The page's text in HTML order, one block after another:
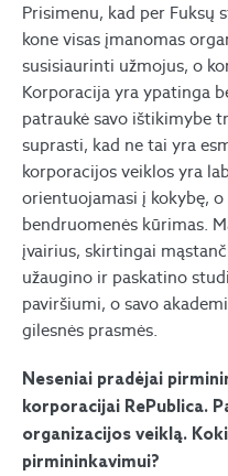
Prisimenu, kad per Fuksų
kone visas įmanomas
susisiaurinti užmojus, o
Korporacija yra ypatinga
patraukė savo ištikimybe
suprasti, kad ne tai yra
korporacijos veiklos yra
orientuojamasi į kokybę,
bendruomenės kūrimas.
įvairius, skirtingai
užaugino ir paskatino
paviršiumi, o savo
gilesnės prasmės.
Neseniai pradėjai
korporacijai RePublica.
organizacijos veiklą.
pirmininkavimui?